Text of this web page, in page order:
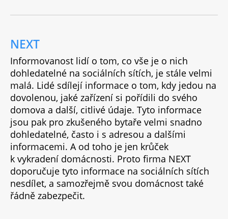
NEXT
Informovanost lidí o tom, co vše je o nich
dohledatelné na sociálních sítích, je stále velmi
malá. Lidé sdílejí informace o tom, kdy jedou na
dovolenou, jaké zařízení si pořídili do svého
domova a další, citlivé údaje. Tyto informace
jsou pak pro zkušeného bytaře velmi snadno
dohledatelné, často i s adresou a dalšími
informacemi. A od toho je jen krůček
k vykradení domácnosti. Proto firma NEXT
doporučuje tyto informace na sociálních sítích
nesdílet, a samozřejmě svou domácnost také
řádně zabezpečit.